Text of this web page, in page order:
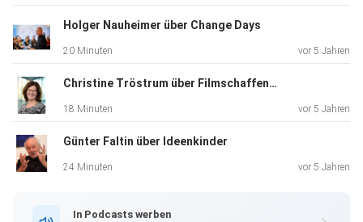
In unserem Podcast erzählt sie, wie sie Salonière wurde
Holger Nauheimer über Change Days
20 Minuten vor 5 Jahren
Christine Tröstrum über Filmschaffende
18 Minuten vor 5 Jahren
Günter Faltin über Ideenkinder
24 Minuten vor 5 Jahren
In Podcasts werben